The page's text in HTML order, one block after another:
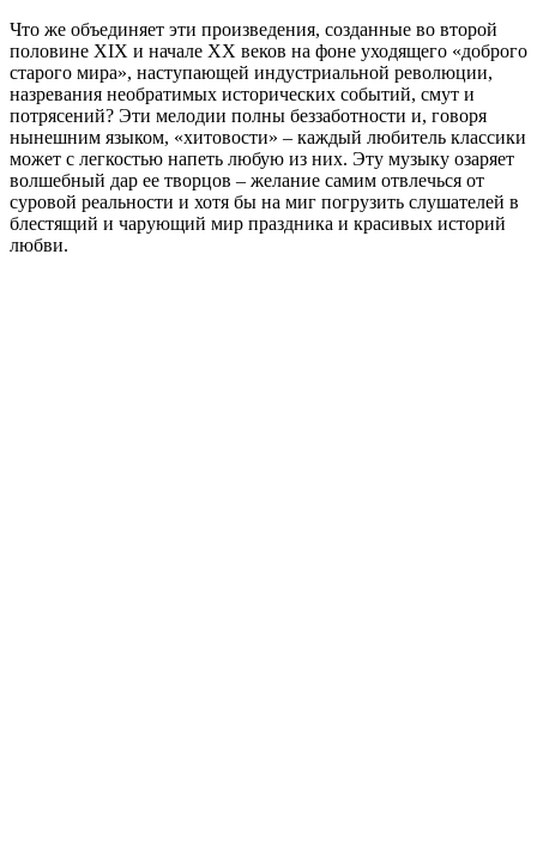
Что же объединяет эти произведения, созданные во второй
половине XIX и начале XX веков на фоне уходящего «доброго
старого мира», наступающей индустриальной революции,
назревания необратимых исторических событий, смут и
потрясений? Эти мелодии полны беззаботности и, говоря
нынешним языком, «хитовости» – каждый любитель классики
может с легкостью напеть любую из них. Эту музыку озаряет
волшебный дар ее творцов – желание самим отвлечься от
суровой реальности и хотя бы на миг погрузить слушателей в
блестящий и чарующий мир праздника и красивых историй
любви.